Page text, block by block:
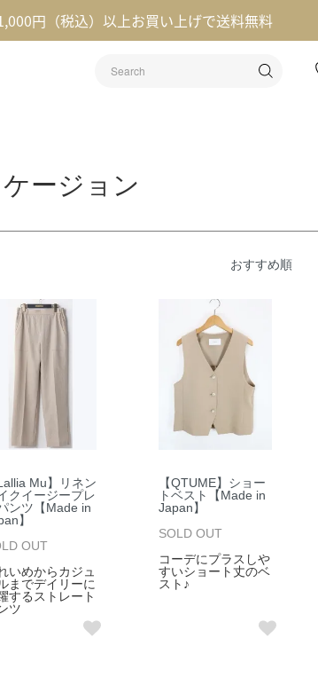
円（税込）以上お買い上げで送料無料
ージョン
おすすめ順
Lallia Mu】リネン
クイージープレ
ンツ【Made in
】
OUT
いめからカジュ
までデイリーに
するストレート
ツ
【QTUME】ショー
トベスト【Made in
Japan】
SOLD OUT
コーデにプラスしや
すいショート丈のベ
スト♪